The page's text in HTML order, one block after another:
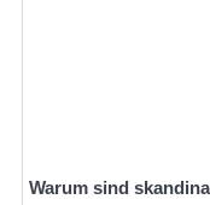
Warum sind